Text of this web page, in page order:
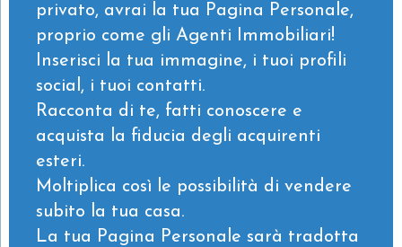
privato, avrai la tua Pagina Personale,
proprio come gli Agenti Immobiliari!
Inserisci la tua immagine, i tuoi profili
social, i tuoi contatti.
Racconta di te, fatti conoscere e
acquista la fiducia degli acquirenti
esteri.
Moltiplica così le possibilità di vendere
subito la tua casa.
La tua Pagina Personale sarà tradotta